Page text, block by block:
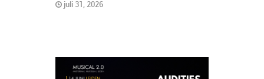
juli 31, 2026